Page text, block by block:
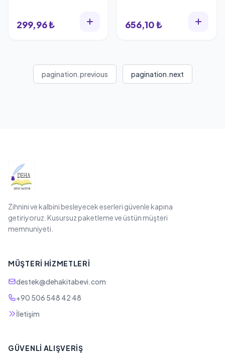
299,96 ₺ 656,10 ₺
pagination.previous pagination.next
Zihnini ve kalbini besleyecek eserleri güvenle kapına
getiriyoruz. Kusursuz paketleme ve üstün müşteri
memnuniyeti.
MÜŞTERI HIZMETLERI
destek@dehakitabevi.com
+90 506 548 42 48
İletişim
GÜVENLI ALIŞVERIŞ